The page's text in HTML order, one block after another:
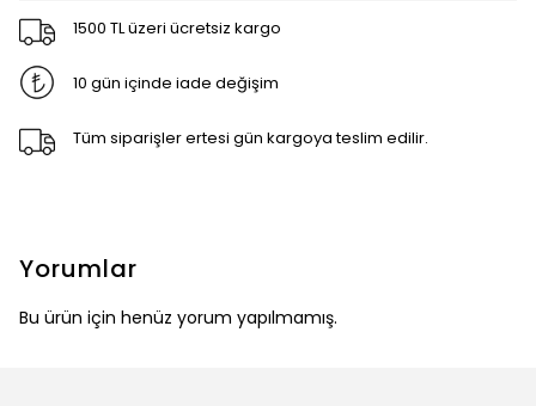
1500 TL üzeri ücretsiz kargo
10 gün içinde iade değişim
Tüm siparişler ertesi gün kargoya teslim edilir.
Yorumlar
Bu ürün için henüz yorum yapılmamış.